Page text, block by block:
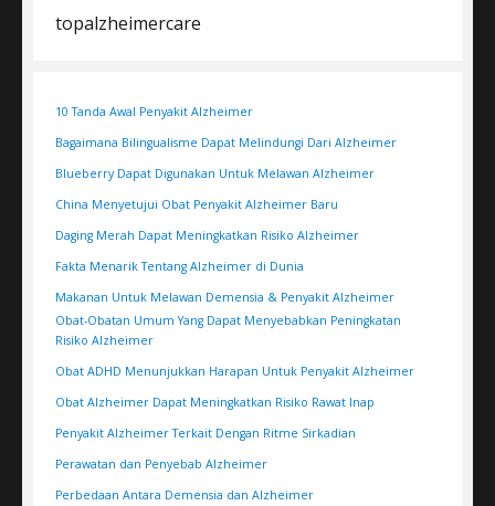
topalzheimercare
10 Tanda Awal Penyakit Alzheimer
Bagaimana Bilingualisme Dapat Melindungi Dari Alzheimer
Blueberry Dapat Digunakan Untuk Melawan Alzheimer
China Menyetujui Obat Penyakit Alzheimer Baru
Daging Merah Dapat Meningkatkan Risiko Alzheimer
Fakta Menarik Tentang Alzheimer di Dunia
Makanan Untuk Melawan Demensia & Penyakit Alzheimer
Obat-Obatan Umum Yang Dapat Menyebabkan Peningkatan
Risiko Alzheimer
Obat ADHD Menunjukkan Harapan Untuk Penyakit Alzheimer
Obat Alzheimer Dapat Meningkatkan Risiko Rawat Inap
Penyakit Alzheimer Terkait Dengan Ritme Sirkadian
Perawatan dan Penyebab Alzheimer
Perbedaan Antara Demensia dan Alzheimer